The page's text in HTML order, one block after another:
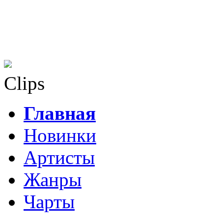
Clips
Главная
Новинки
Артисты
Жанры
Чарты